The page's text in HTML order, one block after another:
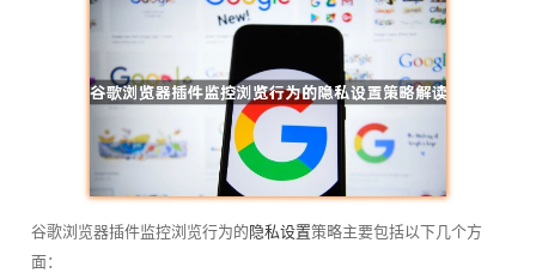
谷歌浏览器插件监控浏览行为的 隐私设置策略主要包括以下几个方
面：